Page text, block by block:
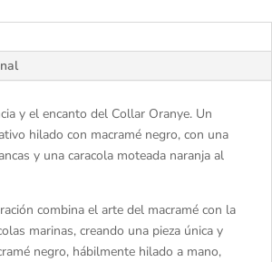
y el encanto del Collar Oranye. Un
hilado con macramé negro, con una
y una caracola moteada naranja al
combina el arte del macramé con la
marinas, creando una pieza única y
negro, hábilmente hilado a mano,